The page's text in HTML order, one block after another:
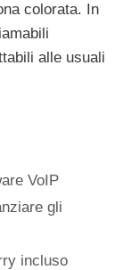
colorata. In
alle usuali
VoIP
gli
incluso